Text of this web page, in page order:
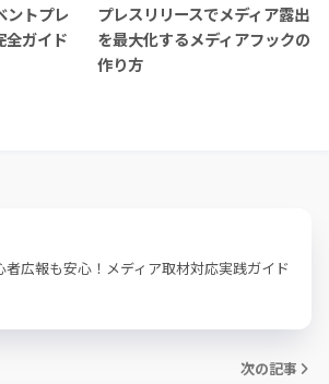
ントプレ
全ガイド
プレスリリースでメディア露出
を最大化するメディアフックの
作り方
者広報も安心！メディア取材対応実践ガイド
次の記事